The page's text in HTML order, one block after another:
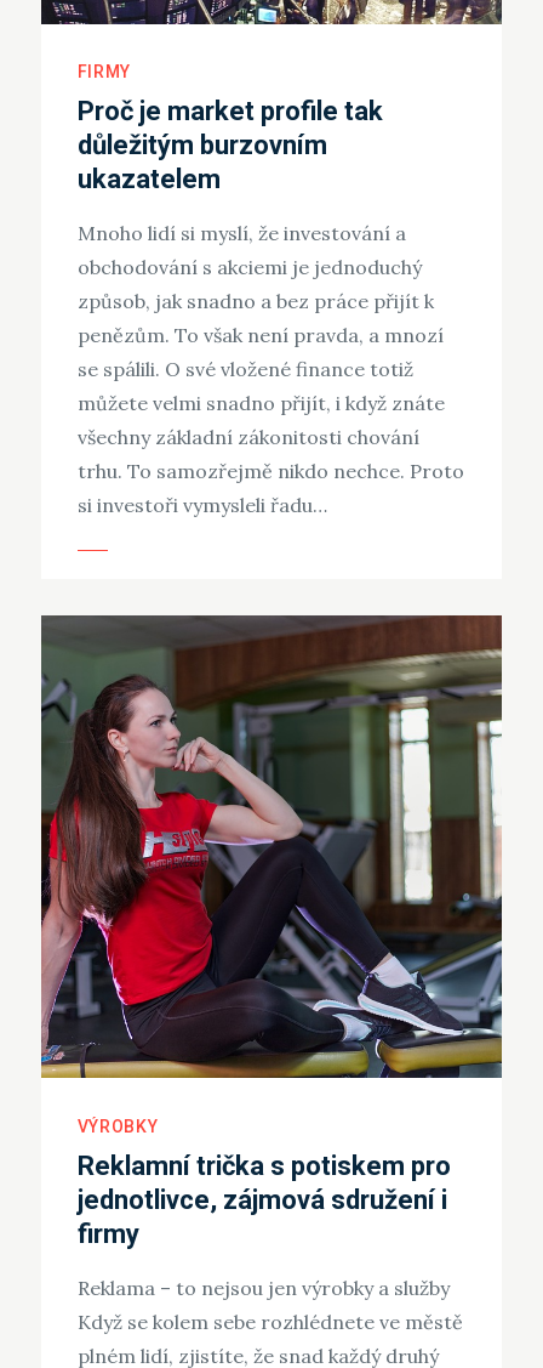
FIRMY
Proč je market profile tak
důležitým burzovním
ukazatelem
Mnoho lidí si myslí, že investování a
obchodování s akciemi je jednoduchý
způsob, jak snadno a bez práce přijít k
penězům. To však není pravda, a mnozí
se spálili. O své vložené finance totiž
můžete velmi snadno přijít, i když znáte
všechny základní zákonitosti chování
trhu. To samozřejmě nikdo nechce. Proto
si investoři vymysleli řadu…
VÝROBKY
Reklamní trička s potiskem pro
jednotlivce, zájmová sdružení i
firmy
Reklama – to nejsou jen výrobky a služby
Když se kolem sebe rozhlédnete ve městě
plném lidí, zjistíte, že snad každý druhý